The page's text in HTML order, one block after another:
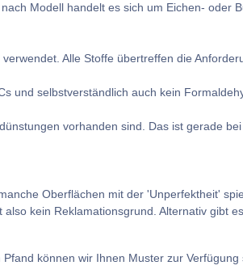
Modell handelt es sich um Eichen- oder
Alle Stoffe übertreffen die
und selbstverständlich auch kein
vorhanden sind. Das ist gerade
Oberflächen mit der 'Unperfektheit'
kein Reklamationsgrund. Alternativ gibt
können wir Ihnen Muster zur